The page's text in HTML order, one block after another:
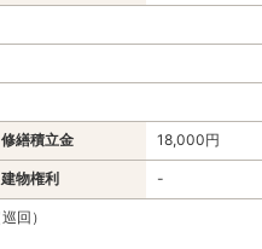
修繕積立金 18,000円
建物権利 -
回）